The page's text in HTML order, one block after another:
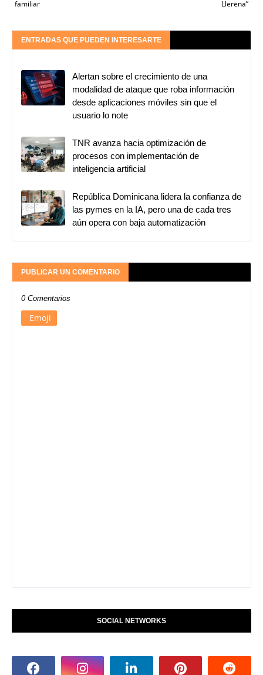
Llerena”
familiar
ENTRADAS QUE PUEDEN INTERESARTE
Alertan sobre el crecimiento de una
modalidad de ataque que roba información
desde aplicaciones móviles sin que el
usuario lo note
TNR avanza hacia optimización de
procesos con implementación de
inteligencia artificial
República Dominicana lidera la confianza de
las pymes en la IA, pero una de cada tres
aún opera con baja automatización
PUBLICAR UN COMENTARIO
0 Comentarios
Emoji
SOCIAL NETWORKS